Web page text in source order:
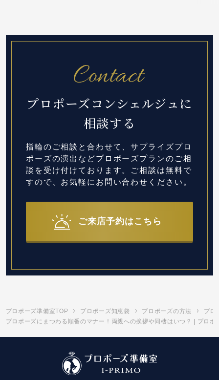
プロポーズコンシェルジュに
相談する
指輪のご相談と合わせて、サプライズプロ
ポーズの演出などプロポーズプランのご相
談を受け付けております。 ご相談は無料で
すので、お気軽にお問い合わせください。
ご来店予約はこちら
プロポーズ準備室TOP プロポーズ知恵袋 プロポーズの方法
プロ
プロポーズにまつわる順番のマナー！両親への挨拶や同棲はいつ？ | プロポ